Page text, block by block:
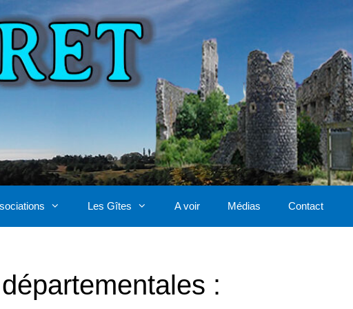
Les Gîtes A voir Médias Contact
: